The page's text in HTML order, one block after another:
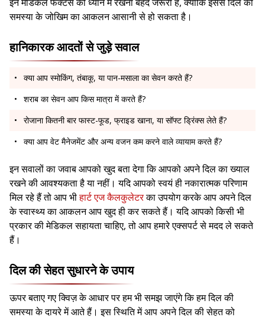
समस्या के जोखिम का आकलन आसानी से हो सकता है।
हानिकारक आदतों से जुड़े सवाल
क्या आप स्मोकिंग, तंबाकू, या पान-मसाला का सेवन करते हैं?
शराब का सेवन आप किस मात्रा में करते हैं?
रोजाना कितनी बार फास्ट-फूड, फ्राइड खाना, या सॉफ्ट ड्रिंक्स लेते हैं?
क्या आप वेट मैनेजमेंट और अन्य वजन कम करने वाले व्यायाम करते हैं?
इन सवालों का जवाब आपको खुद बता देगा कि आपको अपने दिल का ख्याल
रखने की आवश्यकता है या नहीं। यदि आपको स्वयं ही नकारात्मक परिणाम
मिल रहे हैं तो आप भीहार्ट एज कैलकुलेटरका उपयोग करके आप अपने दिल
के स्वास्थ्य का आकलन आप खुद ही कर सकते हैं। यदि आपको किसी भी
प्रकार की मेडिकल सहायता चाहिए, तो आप हमारे एक्सपर्ट से मदद ले सकते
हैं।
दिल की सेहत सुधारने के उपाय
ऊपर बताए गए क्विज़ के आधार पर हम भी समझ जाएंगे कि हम दिल की
समस्या के दायरे में आते हैं। इस स्थिति में आप अपने दिल की सेहत को